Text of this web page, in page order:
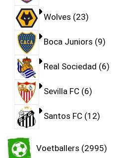
Wolves 23
Boca Juniors 9
Real Sociedad 6
Sevilla FC 6
Santos FC 12
Voetballers 2995